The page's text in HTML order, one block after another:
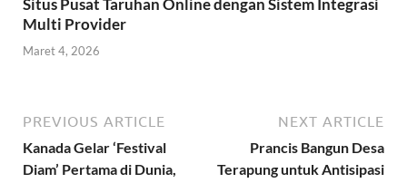
Situs Pusat Taruhan Online dengan Sistem Integrasi
Multi Provider
Maret 4, 2026
PREVIOUS ARTICLE
Kanada Gelar ‘Festival
Diam’ Pertama di Dunia,
NEXT ARTICLE
Prancis Bangun Desa
Terapung untuk Antisipasi